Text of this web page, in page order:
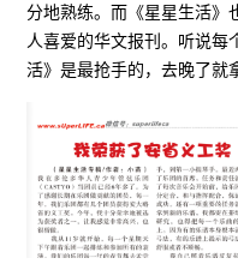
分地熟练。而《星星生活》
人喜爱的华文报刊。听说每
活》是最抢手的，去晚了就